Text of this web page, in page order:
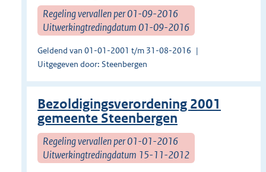
Regeling vervallen per 01-09-2016
Uitwerkingtredingdatum 01-09-2016
Geldend van 01-01-2001 t/m 31-08-2016
Uitgegeven door: Steenbergen
Bezoldigingsverordening 2001
gemeente Steenbergen
Regeling vervallen per 01-01-2016
Uitwerkingtredingdatum 15-11-2012